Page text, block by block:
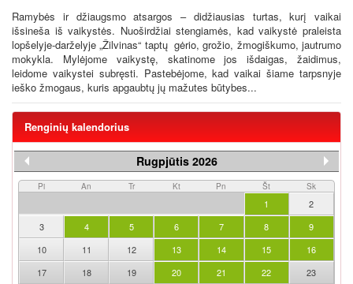
Ramybės ir džiaugsmo atsargos – didžiausias turtas, kurį vaikai
išsineša iš vaikystės. Nuoširdžiai stengiamės, kad vaikystė praleista
lopšelyje-darželyje „Žilvinas“ taptų gėrio, grožio, žmogiškumo, jautrumo
mokykla. Mylėjome vaikystę, skatinome jos išdaigas, žaidimus,
leidome vaikystei subręsti. Pastebėjome, kad vaikai šiame tarpsnyje
ieško žmogaus, kuris apgaubtų jų mažutes būtybes...
Renginių kalendorius
Rugpjūtis 2026
Pi An Tr Kt Pn Št Sk
1
2
3
4 5 6 7 8
9
10
11 12 13 14 15
16
17
18 19 20 21 22
23